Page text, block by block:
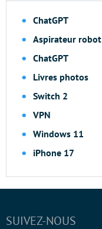
ChatGPT
Aspirateur robot
ChatGPT
Livres photos
Switch 2
VPN
Windows 11
iPhone 17
SUIVEZ-NOUS